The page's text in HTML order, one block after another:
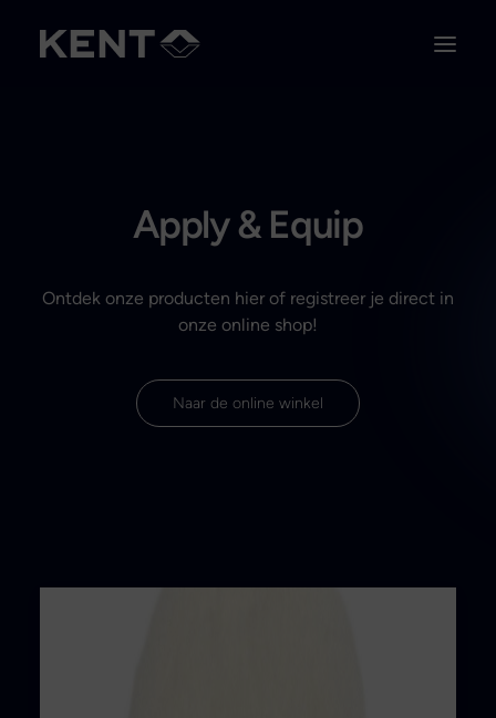
Apply & Equip
Ontdek onze producten hier of registreer je direct in
onze online shop!
Naar de online winkel